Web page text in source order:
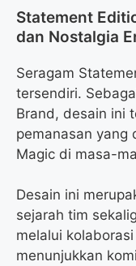
Statement
dan Nostalgia
Seragam
tersendiri.
Brand, desain ini
pemanasan yang
Magic di masa-
Desain ini
sejarah tim
melalui
menunjukkan